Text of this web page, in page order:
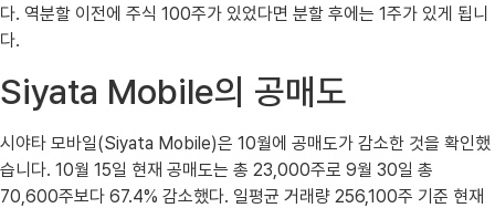
다. 역분할 이전에 주식 100주가 있었다면 분할 후에는 1주가 있게 됩니
다.
Siyata Mobile의 공매도
시야타 모바일(Siyata Mobile)은 10월에 공매도가 감소한 것을 확인했
습니다. 10월 15일 현재 공매도는 총 23,000주로 9월 30일 총
70,600주보다 67.4% 감소했다. 일평균 거래량 256,100주 기준 현재